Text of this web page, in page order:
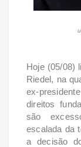
Hoje (05/08)
Riedel, na
ex-
direitos
são
escalada da
a decisão